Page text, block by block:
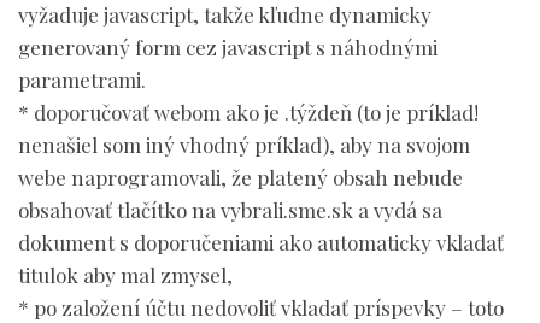
vyžaduje javascript, takže kľudne dynamicky
generovaný form cez javascript s náhodnými
parametrami.
* doporučovať webom ako je .týždeň (to je príklad!
nenašiel som iný vhodný príklad), aby na svojom
webe naprogramovali, že platený obsah nebude
obsahovať tlačítko na vybrali.sme.sk a vydá sa
dokument s doporučeniami ako automaticky vkladať
titulok aby mal zmysel,
* po založení účtu nedovoliť vkladať príspevky – toto